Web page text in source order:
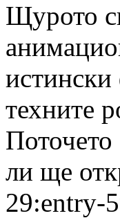
Щурото
техните
ли ще
29:entry-